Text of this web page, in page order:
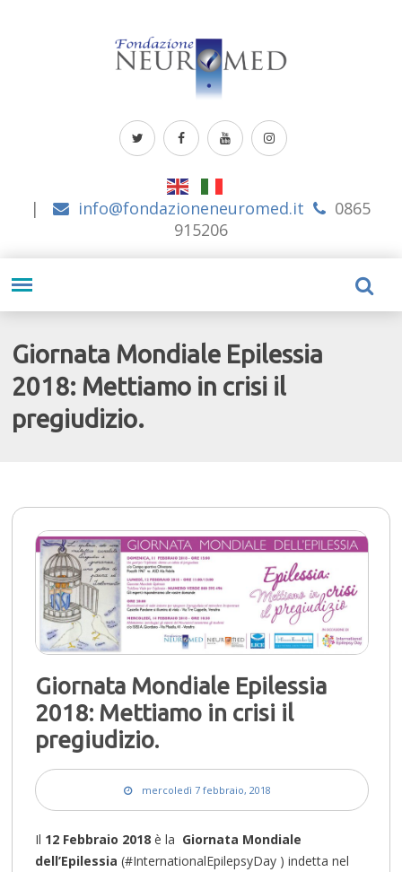
| info@fondazioneneuromed.it
0865
915206
Giornata Mondiale Epilessia
2018: Mettiamo in crisi il
pregiudizio.
Giornata Mondiale Epilessia
2018: Mettiamo in crisi il
pregiudizio.
mercoledì 7 febbraio, 2018
Il 12 Febbraio 2018 è la Giornata Mondiale
dell’Epilessia (#InternationalEpilepsyDay ) indetta nel